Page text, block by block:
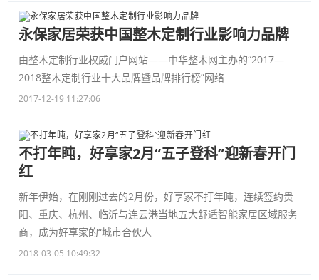
永保家居荣获中国整木定制行业影响力品牌
由整木定制行业权威门户网站——中华整木网主办的“2017—
2018整木定制行业十大品牌暨品牌排行榜”网络
2017-12-19 11:27:06
不打年盹，好享家2月“五子登科”迎新春开门
红
新年伊始，在刚刚过去的2月份，好享家不打年盹，连续签约贵
阳、重庆、杭州、临沂与连云港当地五大舒适智能家居区域服务
商，成为好享家的“城市合伙人
2018-03-05 10:49:32